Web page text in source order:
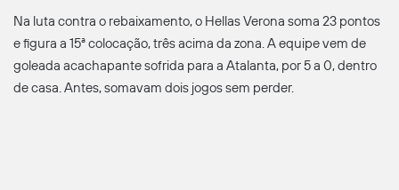
Na luta contra o rebaixamento, o Hellas Verona soma 23 pontos
e figura a 15ª colocação, três acima da zona. A equipe vem de
goleada acachapante sofrida para a Atalanta, por 5 a 0, dentro
de casa. Antes, somavam dois jogos sem perder.